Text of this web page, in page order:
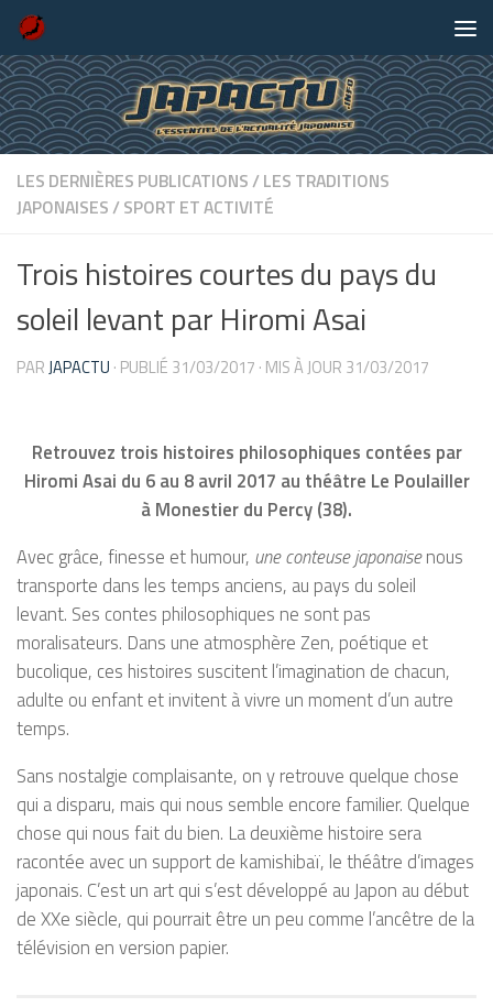
Skip to content
LES DERNIÈRES PUBLICATIONS/LES TRADITIONS
JAPONAISES/SPORT ET ACTIVITÉ
Trois histoires courtes du pays du
soleil levant par Hiromi Asai
PARJAPACTU · PUBLIÉ 31/03/2017 · MIS À JOUR 31/03/2017
Retrouvez trois histoires philosophiques contées par
Hiromi Asai du 6 au 8 avril 2017 au théâtre Le Poulailler
à Monestier du Percy (38).
Avec grâce, finesse et humour, une conteuse japonaisenous
transporte dans les temps anciens, au pays du soleil
levant. Ses contes philosophiques ne sont pas
moralisateurs. Dans une atmosphère Zen, poétique et
bucolique, ces histoires suscitent l’imagination de chacun,
adulte ou enfant et invitent à vivre un moment d’un autre
temps.
Sans nostalgie complaisante, on y retrouve quelque chose
qui a disparu, mais qui nous semble encore familier. Quelque
chose qui nous fait du bien. La deuxième histoire sera
racontée avec un support de kamishibaï, le théâtre d’images
japonais. C’est un art qui s’est développé au Japon au début
de XXe siècle, qui pourrait être un peu comme l’ancêtre de la
télévision en version papier.